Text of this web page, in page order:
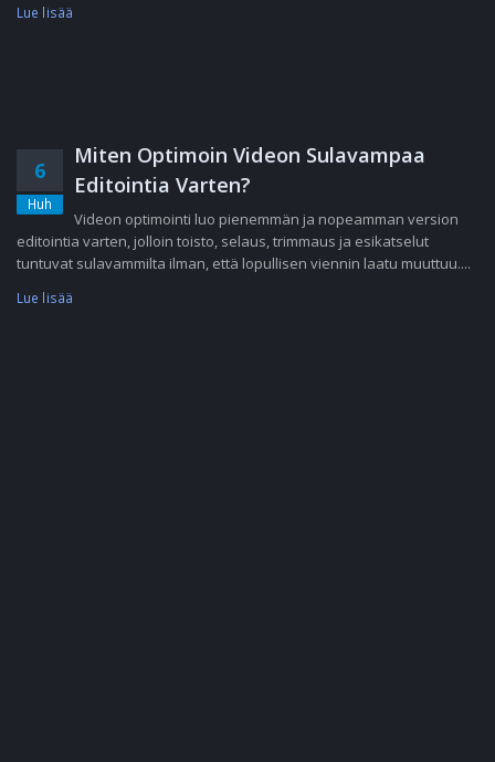
Lue lisää
6
Huh
Miten Optimoin Videon Sulavampaa
Editointia Varten?
Videon optimointi luo pienemmän ja nopeamman version
editointia varten, jolloin toisto, selaus, trimmaus ja esikatselut
tuntuvat sulavammilta ilman, että lopullisen viennin laatu muuttuu....
Lue lisää